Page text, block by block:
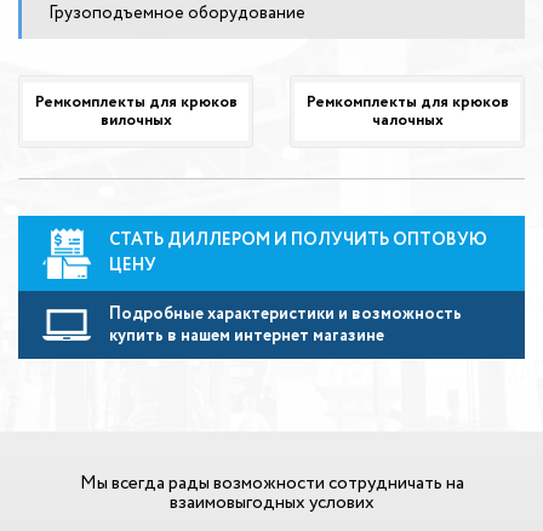
Грузоподъемное оборудование
Ремкомплекты для крюков
вилочных
Ремкомплекты для крюков
чалочных
СТАТЬ ДИЛЛЕРОМ И ПОЛУЧИТЬ ОПТОВУЮ
ЦЕНУ
Подробные характеристики и возможность
купить в нашем интернет магазине
Мы всегда рады возможности сотрудничать на
взаимовыгодных услових